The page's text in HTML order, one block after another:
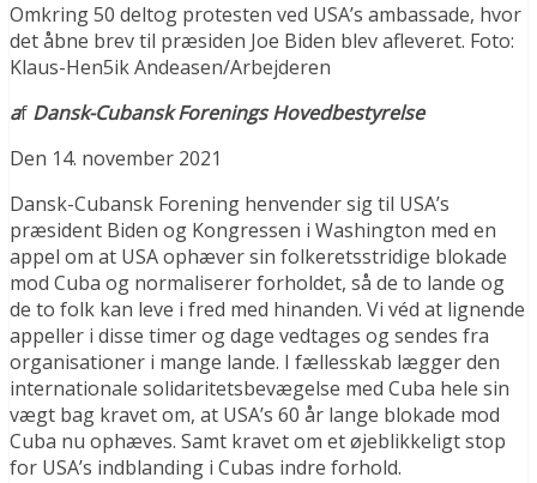
Omkring 50 deltog protesten ved USA’s ambassade, hvor
det åbne brev til præsiden Joe Biden blev afleveret. Foto:
Klaus-Hen5ik Andeasen/Arbejderen
af Dansk-Cubansk Forenings Hovedbestyrelse
Den 14. november 2021
Dansk-Cubansk Forening henvender sig til USA’s
præsident Biden og Kongressen i Washington med en
appel om at USA ophæver sin folkeretsstridige blokade
mod Cuba og normaliserer forholdet, så de to lande og
de to folk kan leve i fred med hinanden. Vi véd at lignende
appeller i disse timer og dage vedtages og sendes fra
organisationer i mange lande. I fællesskab lægger den
internationale solidaritetsbevægelse med Cuba hele sin
vægt bag kravet om, at USA’s 60 år lange blokade mod
Cuba nu ophæves. Samt kravet om et øjeblikkeligt stop
for USA’s indblanding i Cubas indre forhold.